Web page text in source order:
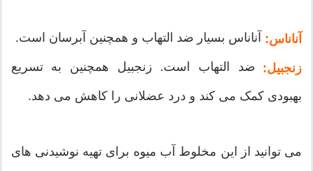
آناناس: آناناس بسیار ضد التهاب و همچنین آبرسان است.
زنجبیل: ضد التهاب است. زنجبیل همچنین به تسریع
بهبودی کمک می کند و درد عضلانی را کاهش می دهد.
می توانید از این مخلوط آب میوه برای تهیه نوشیدنی های